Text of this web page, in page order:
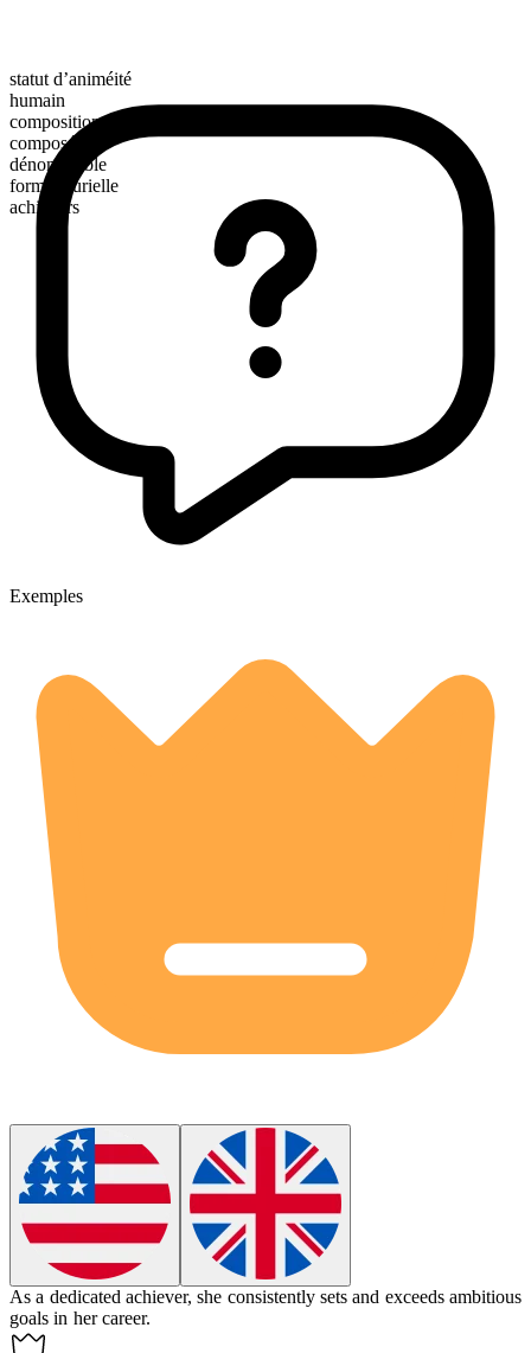
statut d’animéité
humain
composition morphologique
composé
dénombrable
forme plurielle
achievers
Exemples
As a dedicated achiever, she consistently sets and exceeds ambitious
goals in her career.